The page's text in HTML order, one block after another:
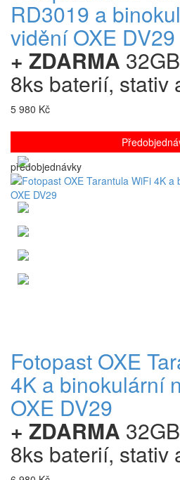
RD3019 a
vidění OXE DV29
+ ZDARMA
8ks baterií, stativ
5 980 Kč
předobjednávky
Fotopast OXE
4K a binokulární
OXE DV29
+ ZDARMA
8ks baterií, stativ